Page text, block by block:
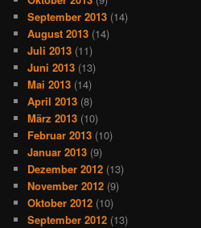
September 2013 (14)
August 2013 (14)
Juli 2013 (11)
Juni 2013 (13)
Mai 2013 (14)
April 2013 (8)
März 2013 (10)
Februar 2013 (10)
Januar 2013 (9)
Dezember 2012 (13)
November 2012 (9)
Oktober 2012 (10)
September 2012 (13)